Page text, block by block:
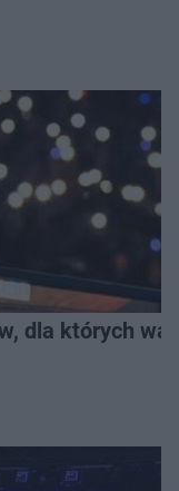
dla których